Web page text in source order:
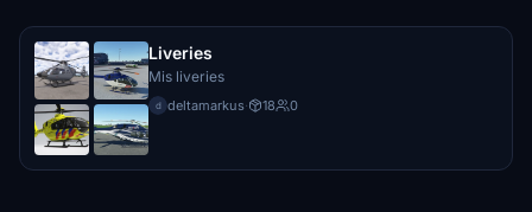
Liveries
Mis liveries
d deltamarkus· 18 0